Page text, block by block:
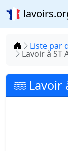
Accueil
Liste par
Lavoir à ST
Lavoir